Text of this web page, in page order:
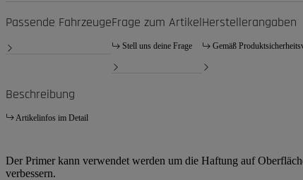
Passende FahrzeugeFrage zum Artikel
Stell uns deine Frage
Herstellerangaben
Gemäß
Beschreibung
Artikelinfos im Detail
Der Primer kann verwendet werden um die Haftung auf
verbessern.